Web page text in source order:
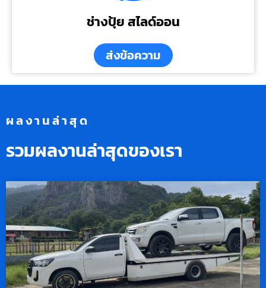
ช่างปุ้ย สไลด์ออน
ส่งข้อความ
ผลงานล่าสุด
รวมผลงานล่าสุดของเรา